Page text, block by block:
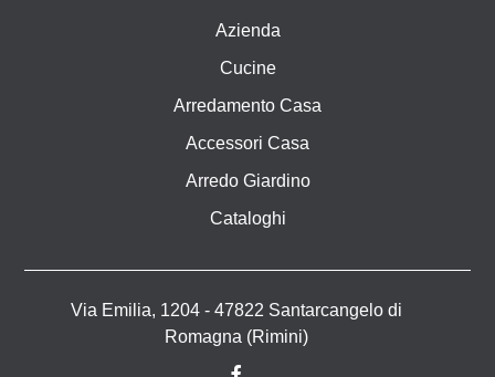
Azienda
Cucine
Arredamento Casa
Accessori Casa
Arredo Giardino
Cataloghi
Via Emilia, 1204 - 47822 Santarcangelo di
Romagna (Rimini)